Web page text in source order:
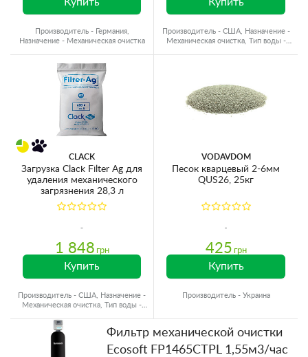
Производитель - Германия,
Назначение - Механическая очистка
Производитель - США, Назначение -
Механическая очистка, Тип воды -
CLACK
Загрузка Clack Filter Ag для
удаления механического
загрязнения 28,3 л
1 848 грн
Купить
Производитель - США, Назначение -
Механическая очистка, Тип воды -
VODAVDOM
Песок кварцевый 2-6мм
QUS26, 25кг
425 грн
Купить
Производитель - Украина
Фильтр механической очистки
Ecosoft FP1465CTPL 1,55м3/час